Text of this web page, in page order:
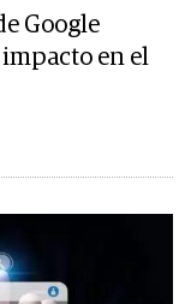
Google
en el